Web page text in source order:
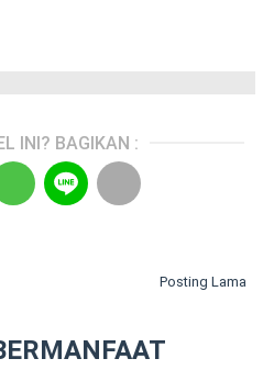
INI? BAGIKAN :
Posting Lama